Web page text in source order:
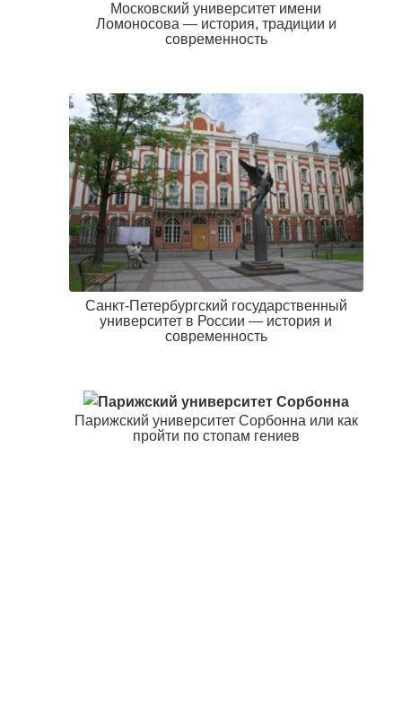
Московский университет имени
Ломоносова — история, традиции и
современность
Санкт-Петербургский государственный
университет в России — история и
современность
Парижский университет Сорбонна или как
пройти по стопам гениев